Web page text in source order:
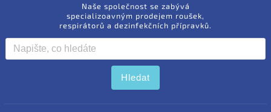
Naše společnost se zabývá
specializoavným prodejem roušek,
respirátorů a dezinfekčních přípravků.
Hledat